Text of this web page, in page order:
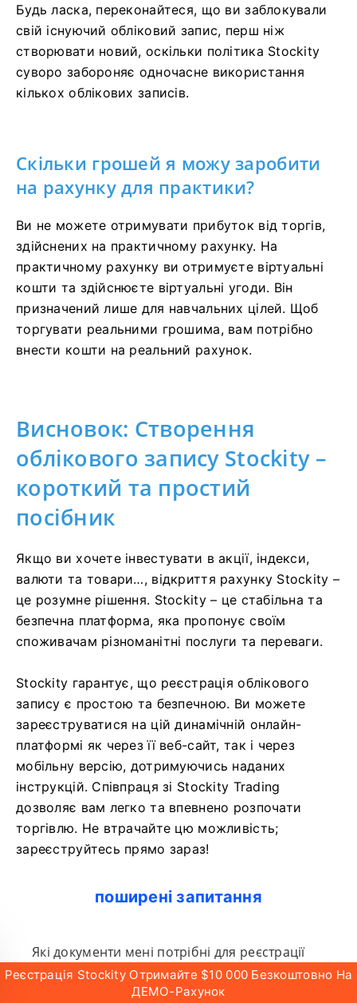
Будь ласка, переконайтеся, що ви заблокували
свій існуючий обліковий запис, перш ніж
створювати новий, оскільки політика Stockity
суворо забороняє одночасне використання
кількох облікових записів.
Скільки грошей я можу заробити
на рахунку для практики?
Ви не можете отримувати прибуток від торгів,
здійснених на практичному рахунку. На
практичному рахунку ви отримуєте віртуальні
кошти та здійснюєте віртуальні угоди. Він
призначений лише для навчальних цілей. Щоб
торгувати реальними грошима, вам потрібно
внести кошти на реальний рахунок.
Висновок: Створення
облікового запису Stockity –
короткий та простий
посібник
Якщо ви хочете інвестувати в акції, індекси,
валюти та товари…, відкриття рахунку Stockity –
це розумне рішення. Stockity – це стабільна та
безпечна платформа, яка пропонує своїм
споживачам різноманітні послуги та переваги.
Stockity гарантує, що реєстрація облікового
запису є простою та безпечною. Ви можете
зареєструватися на цій динамічній онлайн-
платформі як через її веб-сайт, так і через
мобільну версію, дотримуючись наданих
інструкцій. Співпраця зі Stockity Trading
дозволяє вам легко та впевнено розпочати
торгівлю. Не втрачайте цю можливість;
зареєструйтесь прямо зараз!
поширені запитання
Які документи мені потрібні для реєстрації
облікового запису на Stockity?
Реєстрація Stockity Отримайте $10 000 Безкоштовно На
ДЕМО-Рахунок